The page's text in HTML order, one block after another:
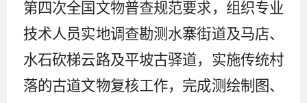
第四次全国文物普查规范要求，组织专业
技术人员实地调查勘测水寨街道及马店、
水石砍梯云路及平坡古驿道，实施传统村
落的古道文物复核工作，完成测绘制图、